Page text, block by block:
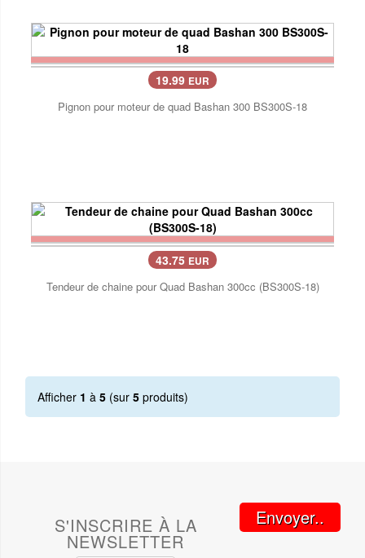
19.99 EUR
Pignon pour moteur de quad Bashan 300 BS300S-18
43.75 EUR
Tendeur de chaine pour Quad Bashan 300cc (BS300S-18)
Afficher 1 à 5 (sur 5 produits)
S'INSCRIRE À LA
NEWSLETTER
Envoyer..